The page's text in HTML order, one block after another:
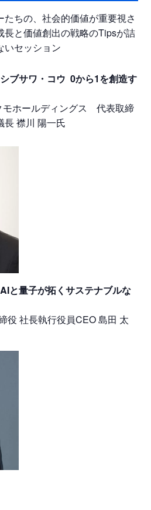
ちの、社会的価値が重要視さ
長と価値創出の戦略のTipsが詰
いセッション
サワ・コウ 0から1を創造す
モホールディングス 代表取締
襟川 陽一氏
量子が拓くサステナブルな
役 社長執行役員CEO 島田 太